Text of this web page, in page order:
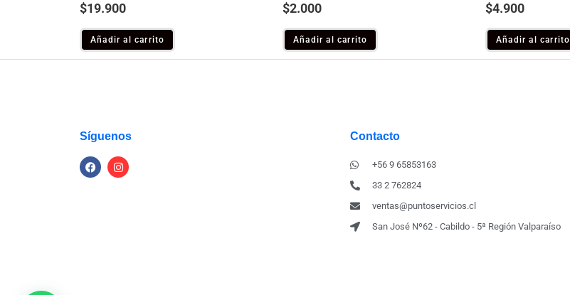
$19.900
Añadir al carrito
$2.000
Añadir al carrito
$4.900
Añadir al carrito
Síguenos Contacto
+56 9 65853163
33 2 762824
ventas@puntoservicios.cl
San José Nº62 - Cabildo - 5ª Región Valparaíso